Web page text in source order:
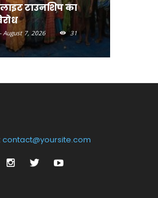
टाउनशिप का
- August 7, 2026
31
contact@yoursite.com